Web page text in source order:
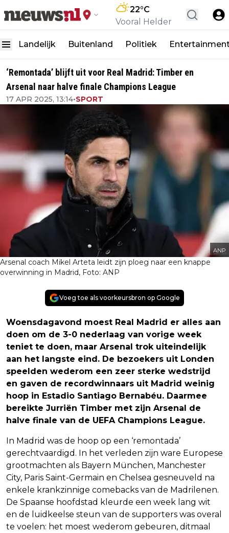
22°C
Vooral Helder
Landelijk Buitenland Politiek
‘Remontada’ blijft uit voor Real Madrid: Timber en
Arsenal naar halve finale Champions League
17 APR 2025, 13:14•SPORT
ANP
Arsenal coach Mikel Arteta leidt zijn ploeg naar een knappe
overwinning in Madrid, Foto: ANP
Voeg toe als voorkeursbron op Google
Woensdagavond moest Real Madrid er alles aan
doen om de 3-0 nederlaag van vorige week
teniet te doen, maar Arsenal trok uiteindelijk
aan het langste eind. De bezoekers uit Londen
speelden wederom een zeer sterke wedstrijd
en gaven de recordwinnaars uit Madrid weinig
hoop in Estadio Santiago Bernabéu. Daarmee
bereikte Jurriën Timber met zijn Arsenal de
halve finale van de UEFA Champions League.
In Madrid was de hoop op een ‘remontada’
gerechtvaardigd. In het verleden zijn ware Europese
grootmachten als Bayern München, Manchester
City, Paris Saint-Germain en Chelsea gesneuveld na
enkele krankzinnige comebacks van de Madrilenen.
De Spaanse hoofdstad kleurde een week lang wit
en de luidkeelse steun van de supporters was overal
te voelen: het moest wederom gebeuren, ditmaal